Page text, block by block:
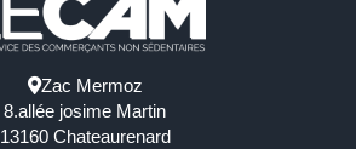
Zac Mermoz
8.allée josime Martin
13160 Chateaurenard